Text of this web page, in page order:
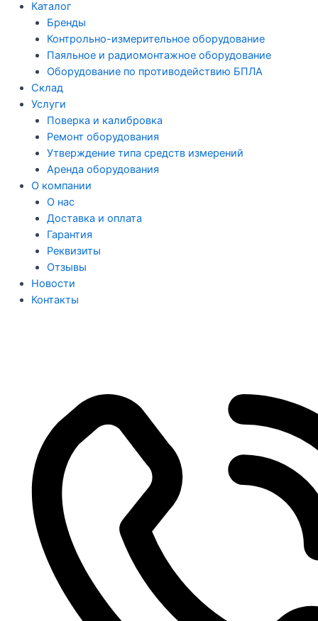
Каталог
Бренды
Контрольно-измерительное оборудование
Паяльное и радиомонтажное оборудование
Оборудование по противодействию БПЛА
Склад
Услуги
Поверка и калибровка
Ремонт оборудования
Утверждение типа средств измерений
Аренда оборудования
О компании
О нас
Доставка и оплата
Гарантия
Реквизиты
Отзывы
Новости
Контакты